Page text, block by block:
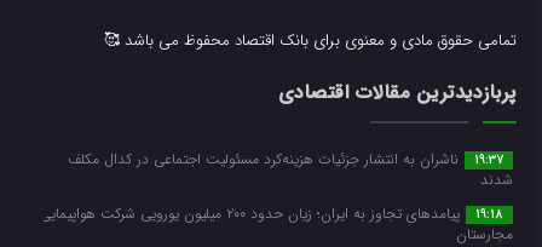
تمامی حقوق مادی و معنوی برای بانک اقتصاد محفوظ می باشد 🥰
پربازدیدترین مقالات اقتصادی
19:37
ناشران به انتشار جزئیات هزینه‌کرد مسئولیت اجتماعی در کدال مکلف
شدند
19:18
پیامدهای تجاوز به ایران؛ زیان حدود ۲۰۰ میلیون یورویی شرکت هواپیمایی
مجارستان